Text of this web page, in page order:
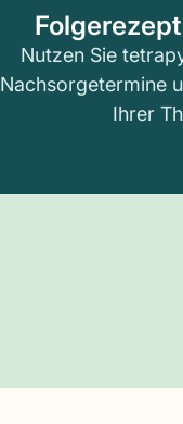
Nutzen Sie
Nachsorgetermine
Ihrer